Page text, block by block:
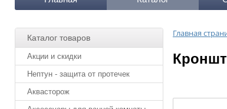
Каталог товаров
Акции и скидки
Нептун - защита от протечек
Аквасторож
Главная